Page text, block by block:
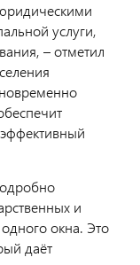
услуги,
– отметил
и
окна. Это
даёт